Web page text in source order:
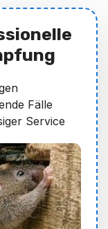
Fälle
Service